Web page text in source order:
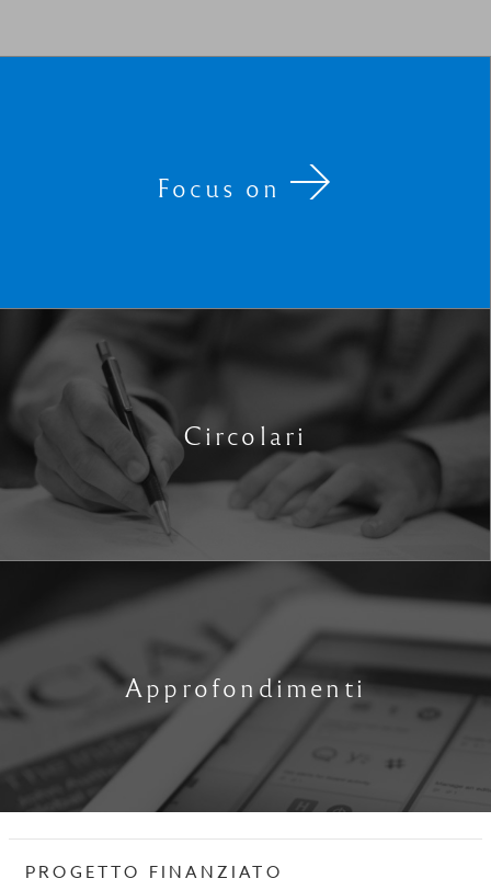
Focus on
Circolari
Approfondimenti
PROGETTO FINANZIATO